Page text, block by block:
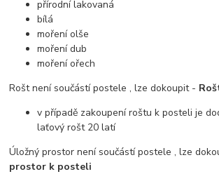
přírodní lakovaná
bílá
moření olše
moření dub
moření ořech
Rošt není součástí postele , lze dokoupit -
v případě zakoupení roštu k posteli je
laťový rošt 20 latí
Úložný prostor není součástí postele , lze
prostor k posteli